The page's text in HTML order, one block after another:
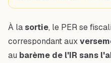
À lasortie, le PER se
correspondant aux
au barème de l'IR sans